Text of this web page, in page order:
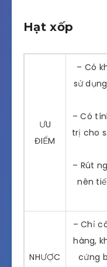
Hạt xốp
ƯU
ĐIỂM
– Có
sử
– Có
trị cho
– Rút
nên
NHƯỢC
– Chỉ
hàng,
cứng